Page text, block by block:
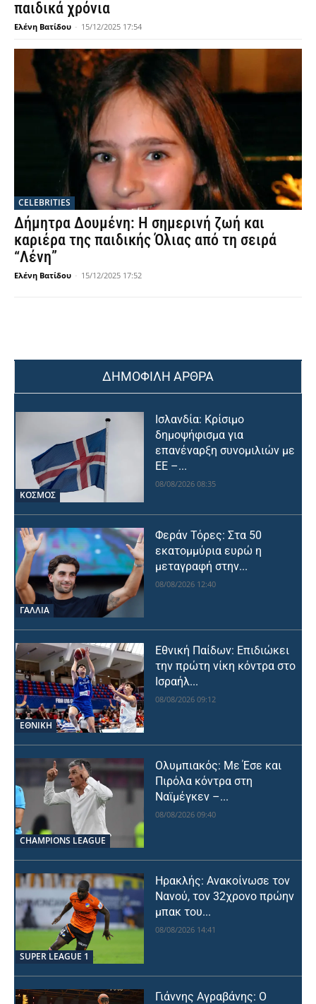
παιδικά χρόνια
Ελένη Βατίδου - 15/12/2025 17:54
CELEBRITIES
Δήμητρα Δουμένη: Η σημερινή ζωή και
καριέρα της παιδικής Όλιας από τη σειρά
“Λένη”
Ελένη Βατίδου - 15/12/2025 17:52
ΔΗΜΟΦΙΛΗ ΑΡΘΡΑ
ΚΟΣΜΟΣ
Ισλανδία: Κρίσιμο
δημοψήφισμα για
επανέναρξη συνομιλιών με
ΕΕ –...
08/08/2026 08:35
ΓΑΛΛΙΑ
Φεράν Τόρες: Στα 50
εκατομμύρια ευρώ η
μεταγραφή στην...
08/08/2026 12:40
ΕΘΝΙΚΉ
Εθνική Παίδων: Επιδιώκει
την πρώτη νίκη κόντρα στο
Ισραήλ...
08/08/2026 09:12
CHAMPIONS LEAGUE
Ολυμπιακός: Με Έσε και
Πιρόλα κόντρα στη
Ναϊμέγκεν –...
08/08/2026 09:40
SUPER LEAGUE 1
Ηρακλής: Ανακοίνωσε τον
Νανού, τον 32χρονο πρώην
μπακ του...
08/08/2026 14:41
Γιάννης Αγραβάνης: Ο